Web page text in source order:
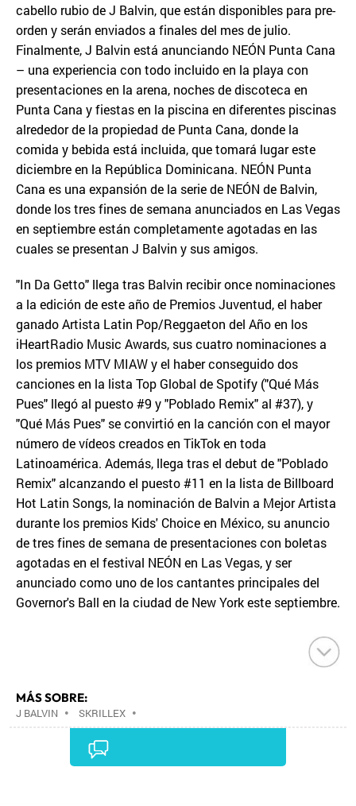
cabello rubio de J Balvin, que están disponibles para pre-
orden y serán enviados a finales del mes de julio.
Finalmente, J Balvin está anunciando NEÓN Punta Cana
– una experiencia con todo incluido en la playa con
presentaciones en la arena, noches de discoteca en
Punta Cana y fiestas en la piscina en diferentes piscinas
alrededor de la propiedad de Punta Cana, donde la
comida y bebida está incluida, que tomará lugar este
diciembre en la República Dominicana. NEÓN Punta
Cana es una expansión de la serie de NEÓN de Balvin,
donde los tres fines de semana anunciados en Las Vegas
en septiembre están completamente agotadas en las
cuales se presentan J Balvin y sus amigos.
"In Da Getto" llega tras Balvin recibir once nominaciones
a la edición de este año de Premios Juventud, el haber
ganado Artista Latin Pop/Reggaeton del Año en los
iHeartRadio Music Awards, sus cuatro nominaciones a
los premios MTV MIAW y el haber conseguido dos
canciones en la lista Top Global de Spotify ("Qué Más
Pues" llegó al puesto #9 y "Poblado Remix" al #37), y
"Qué Más Pues" se convirtió en la canción con el mayor
número de vídeos creados en TikTok en toda
Latinoamérica. Además, llega tras el debut de "Poblado
Remix" alcanzando el puesto #11 en la lista de Billboard
Hot Latin Songs, la nominación de Balvin a Mejor Artista
durante los premios Kids' Choice en México, su anuncio
de tres fines de semana de presentaciones con boletas
agotadas en el festival NEÓN en Las Vegas, y ser
anunciado como uno de los cantantes principales del
Governor's Ball en la ciudad de New York este septiembre.
MÁS SOBRE:
J BALVIN • SKRILLEX •